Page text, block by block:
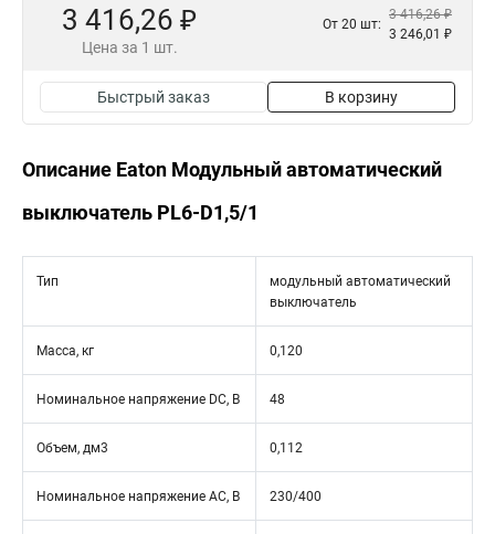
3 416,26 ₽
Цена за 1 шт.
От 20 шт:
3 416,26 ₽
3 246,01 ₽
Быстрый заказ В корзину
Описание Eaton Модульный автоматический
выключатель PL6-D1,5/1
Тип
модульный автоматический
выключатель
Масса, кг 0,120
Номинальное напряжение DC, В 48
Объем, дм3 0,112
Номинальное напряжение АС, В 230/400